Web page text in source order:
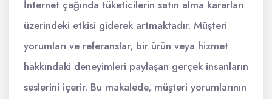
İnternet çağında tüketicilerin satın alma kararları
üzerindeki etkisi giderek artmaktadır. Müşteri
yorumları ve referanslar, bir ürün veya hizmet
hakkındaki deneyimleri paylaşan gerçek insanların
seslerini içerir. Bu makalede, müşteri yorumlarının